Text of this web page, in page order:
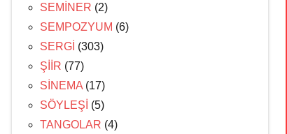
SEMİNER (2)
SEMPOZYUM (6)
SERGİ (303)
ŞİİR (77)
SİNEMA (17)
SÖYLEŞİ (5)
TANGOLAR (4)